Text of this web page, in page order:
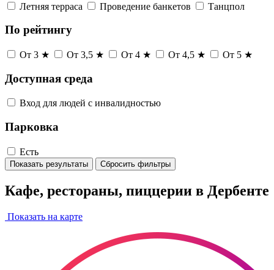
Летняя терраса
Проведение банкетов Танцпол
По рейтингу
От 3 ★ От 3,5 ★ От 4 ★ От 4,5 ★ От 5 ★
Доступная среда
Вход для людей с инвалидностью
Парковка
Есть
Показать результаты Сбросить фильтры
Кафе, рестораны, пиццерии в Дербенте
Показать на карте